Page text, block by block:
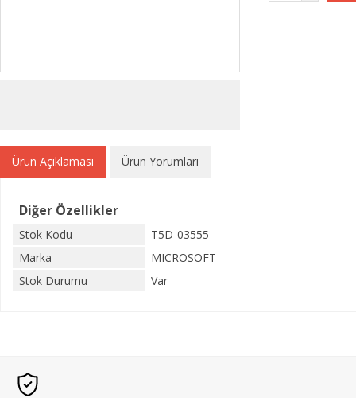
Ürün Açıklaması Ürün Yorumları
Diğer Özellikler
Stok Kodu
T5D-03555
Marka
MICROSOFT
Stok Durumu
Var